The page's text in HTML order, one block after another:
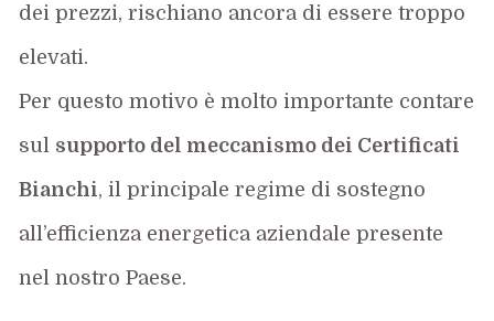
dei prezzi, rischiano ancora di essere troppo
elevati.
Per questo motivo è molto importante contare
sul supporto del meccanismo dei Certificati
Bianchi, il principale regime di sostegno
all’efficienza energetica aziendale presente
nel nostro Paese.